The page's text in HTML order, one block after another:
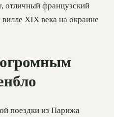
отличный французский
XIX века на окраине
поездки из Парижа